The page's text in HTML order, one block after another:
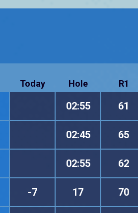
Today Hole R1
02:55 61
02:45 65
02:55 62
-7 17 70